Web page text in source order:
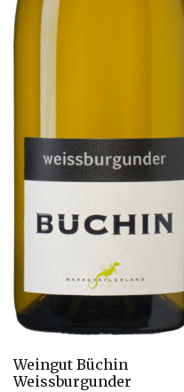
Weingut Büchin
Weissburgunder